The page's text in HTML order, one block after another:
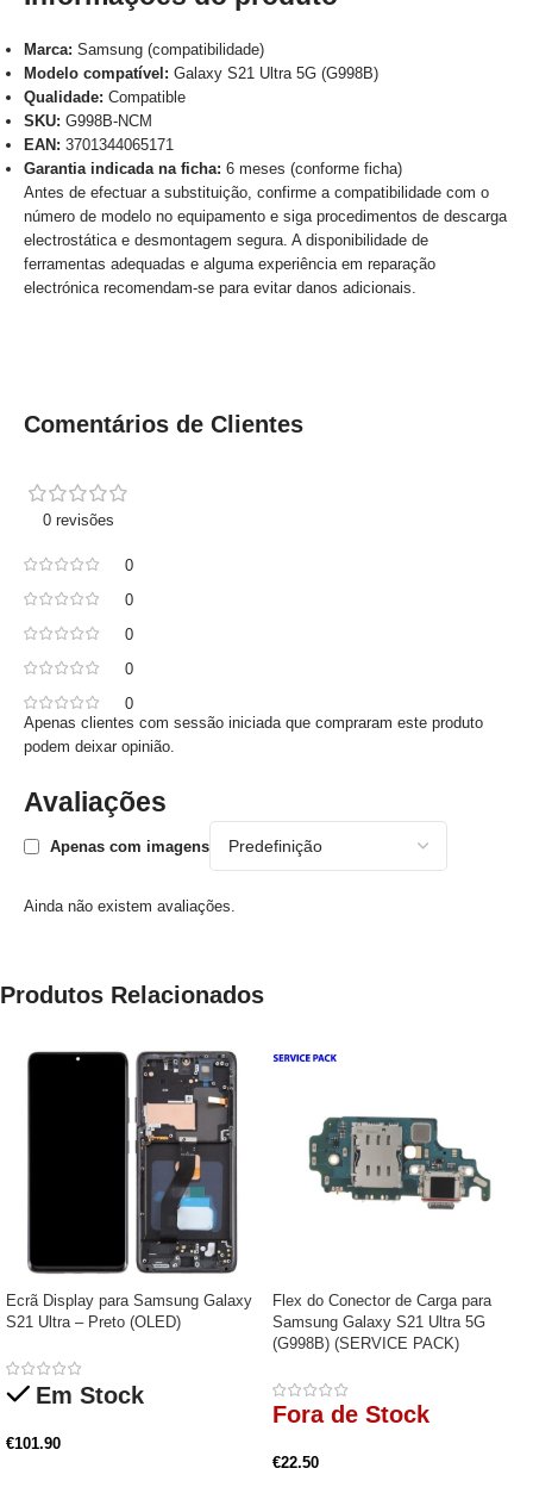
Marca: Samsung (compatibilidade)
Modelo compatível: Galaxy S21 Ultra 5G (G998B)
Qualidade: Compatible
SKU: G998B-NCM
EAN: 3701344065171
Garantia indicada na ficha: 6 meses (conforme ficha)
Antes de efectuar a substituição, confirme a compatibilidade com o
número de modelo no equipamento e siga procedimentos de descarga
electrostática e desmontagem segura. A disponibilidade de
ferramentas adequadas e alguma experiência em reparação
electrónica recomendam-se para evitar danos adicionais.
Comentários de Clientes
0 revisões
0
0
0
0
0
Avaliações
Apenas com imagens
Ainda não existem avaliações.
Apenas clientes com sessão iniciada que compraram este produto
podem deixar opinião.
Produtos Relacionados
Ecrã Display para Samsung Galaxy
S21 Ultra – Preto (OLED)
Em Stock
€101.90
Flex do Conector de Carga para
Samsung Galaxy S21 Ultra 5G
(G998B) (SERVICE PACK)
Fora de Stock
€22.50